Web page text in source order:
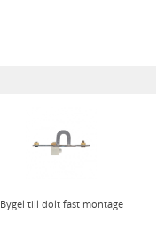
Bygel till dolt fast montage